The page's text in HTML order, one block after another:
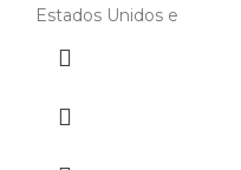
Estados Unidos e